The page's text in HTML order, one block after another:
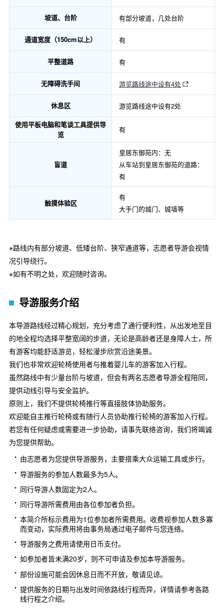
坡道、台阶 有部分坡道，几处台阶
通道宽度（150cm以上） 有
平整道路 有
无障碍洗手间 游览路线途中设有4处
休息区
游览路线途中设有2处
使用平板电脑和笔谈工具提供导
览
有
盲道
皇居东御苑内：无
从车站到皇居东御苑的道路：
有
触摸体验区
有
大手门的城门、城墙等
※路线内有部分坡道、低矮台阶、狭窄通道等，志愿者导游会视情
况引导绕行。
※如有不明之处，欢迎随时咨询。
导游服务介绍
本导游路线经过精心规划，充分考虑了通行便利性，从出发地至目
的地全程均选择平整宽阔的步道，无论是高龄者还是身障人士，所
有游客均能舒适游览，轻松漫步欣赏沿途美景。
我们也非常欢迎轮椅使用者与推着婴儿车的游客加入行程。
虽然路线中有少量台阶与坡道，但会有两名志愿者导游全程陪同，
提供动线引导与安全监护。
原则上，我们不提供轮椅推行等直接肢体协助服务。
欢迎能自主推行轮椅或有随行人员协助推行轮椅的游客加入行程。
若您有任何疑虑或需要进一步协助，请事先联络咨询，我们将竭诚
为您提供帮助。
由志愿者为您提供导游服务，主要搭乘大众运输工具或步行。
导游服务的参加人数最多为5人。
同行导游人数固定为2人。
同行导游所需费用由各位参加者负担。
本简介所标示费用为1位参加者所需费用。收费视参加人数多寡
而变动，实际费用将由事务局通过电子邮件与您连络。
导游服务之费用请使用日币支付。
如参加者皆未满20岁，则不可申请及参加本导游服务。
部份设施可能会因休息日而不开放，敬请见谅。
提供服务的日期与出发时间依路线行程而异，详情请参考各路
线行程之介绍。